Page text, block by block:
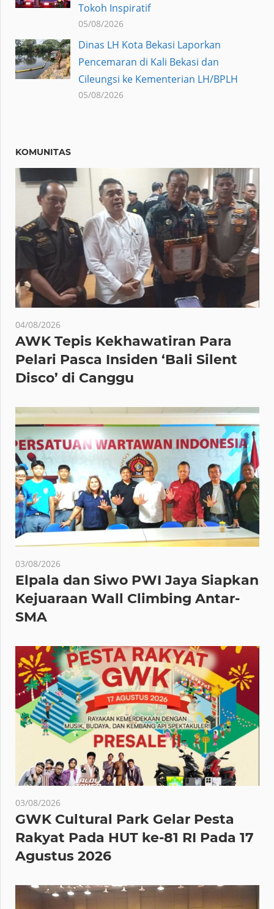
Tokoh Inspiratif
05/08/2026
Dinas LH Kota Bekasi Laporkan
Pencemaran di Kali Bekasi dan
Cileungsi ke Kementerian LH/BPLH
05/08/2026
KOMUNITAS
04/08/2026
AWK Tepis Kekhawatiran Para
Pelari Pasca Insiden ‘Bali Silent
Disco’ di Canggu
03/08/2026
Elpala dan Siwo PWI Jaya Siapkan
Kejuaraan Wall Climbing Antar-
SMA
03/08/2026
GWK Cultural Park Gelar Pesta
Rakyat Pada HUT ke-81 RI Pada 17
Agustus 2026